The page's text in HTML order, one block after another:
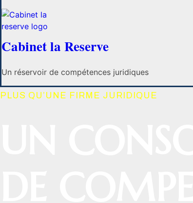
Cabinet la Reserve
Un réservoir de compétences juridiques
PLUS QU’UNE FIRME JURIDIQUE